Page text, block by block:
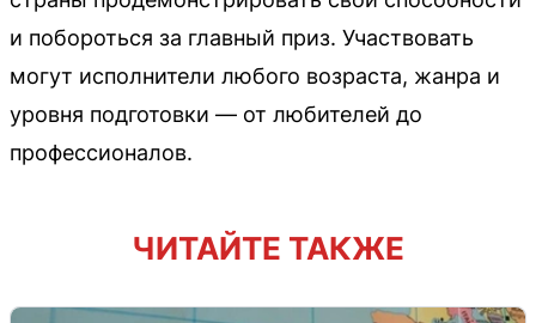
и побороться за главный приз. Участвовать
могут исполнители любого возраста, жанра и
уровня подготовки — от любителей до
профессионалов.
ЧИТАЙТЕ ТАКЖЕ